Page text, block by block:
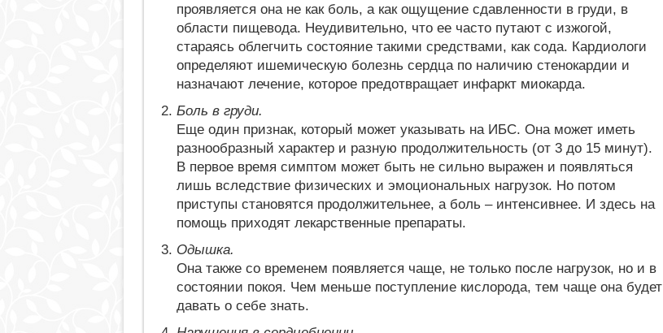
проявляется она не как боль, а как ощущение сдавленности в груди, в
области пищевода. Неудивительно, что ее часто путают с изжогой,
стараясь облегчить состояние такими средствами, как сода. Кардиологи
определяют ишемическую болезнь сердца по наличию стенокардии и
назначают лечение, которое предотвращает инфаркт миокарда.
Боль в груди.
Еще один признак, который может указывать на ИБС. Она может иметь
разнообразный характер и разную продолжительность (от 3 до 15 минут).
В первое время симптом может быть не сильно выражен и появляться
лишь вследствие физических и эмоциональных нагрузок. Но потом
приступы становятся продолжительнее, а боль – интенсивнее. И здесь на
помощь приходят лекарственные препараты.
Одышка.
Она также со временем появляется чаще, не только после нагрузок, но и в
состоянии покоя. Чем меньше поступление кислорода, тем чаще она будет
давать о себе знать.